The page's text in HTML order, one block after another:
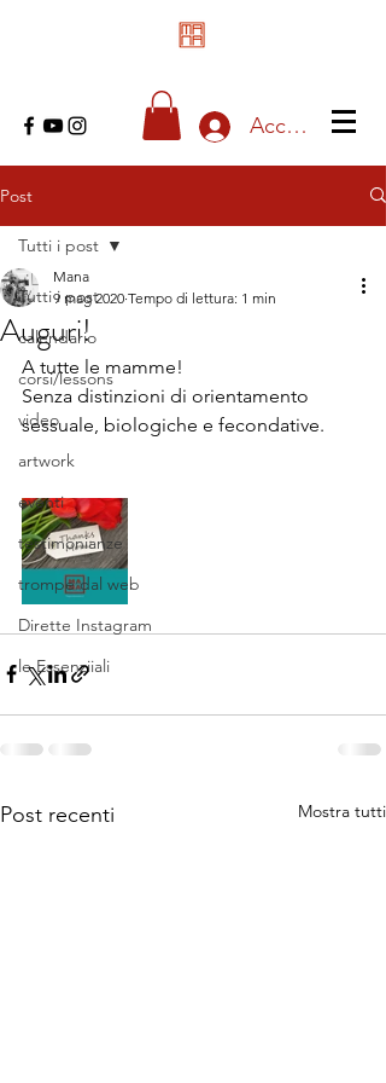
Accedi
Post
Tutti i post
calendario
corsi/lessons
video
artwork
eventi
testimonianze
trompe dal web
Dirette Instagram
le Essenziiali
Tutti i post
Auguri!
Mana
9 mag 2020 Tempo di lettura: 1 min
A tutte le mamme!
Senza distinzioni di orientamento
sessuale, biologiche e fecondative.
Post recenti Mostra tutti